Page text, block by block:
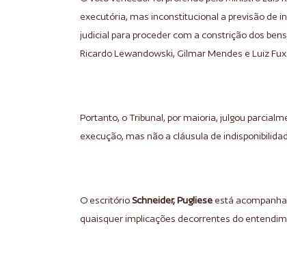
executória, mas inconstitucional a previsão de
judicial para proceder com a constrição dos
Ricardo Lewandowski, Gilmar Mendes e Luiz Fux.
Portanto, o Tribunal, por maioria, julgou
execução, mas não a cláusula de
O escritórioSchneider, Pugliese está
quaisquer implicações decorrentes do